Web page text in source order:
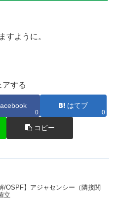
すように。
アする
0
はてブ
0
コピー
/OSPF】アジャセンシー（隣接関
立